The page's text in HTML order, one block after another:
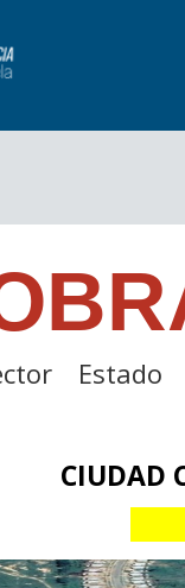
Estado
CIUDAD